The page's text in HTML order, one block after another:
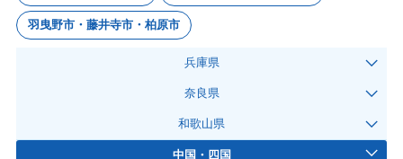
羽曳野市・藤井寺市・柏原市
兵庫県
奈良県
和歌山県
中国・四国